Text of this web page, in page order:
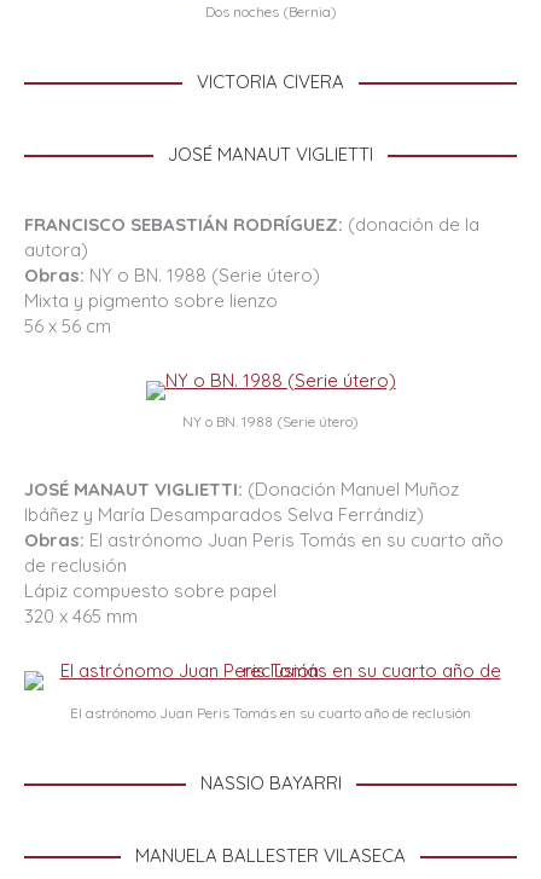
Dos noches (Bernia)
VICTORIA CIVERA
JOSÉ MANAUT VIGLIETTI
FRANCISCO SEBASTIÁN RODRÍGUEZ: (donación de la
autora)
Obras: NY o BN. 1988 (Serie útero)
Mixta y pigmento sobre lienzo
56 x 56 cm
NY o BN. 1988 (Serie útero)
JOSÉ MANAUT VIGLIETTI: (Donación Manuel Muñoz
Ibáñez y María Desamparados Selva Ferrándiz)
Obras: El astrónomo Juan Peris Tomás en su cuarto año
de reclusión
Lápiz compuesto sobre papel
320 x 465 mm
El astrónomo Juan Peris Tomás en su cuarto año de reclusión
NASSIO BAYARRI
MANUELA BALLESTER VILASECA